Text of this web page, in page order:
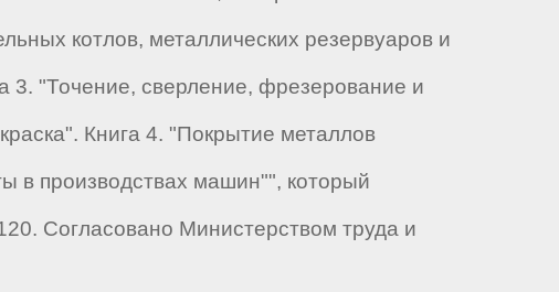
котлов, металлических резервуаров и
3. "Точение, сверление, фрезерование и
Книга 4. "Покрытие металлов
в производствах машин"", который
Согласовано Министерством труда и